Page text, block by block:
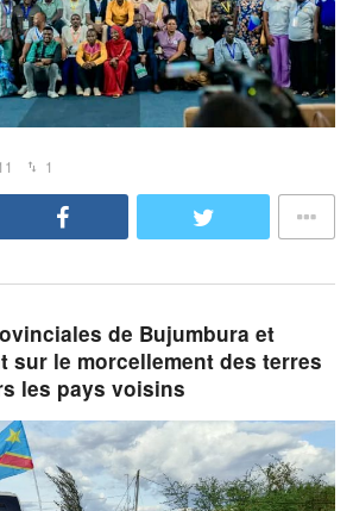
1
de Bujumbura et
sur le morcellement des terres
les pays voisins